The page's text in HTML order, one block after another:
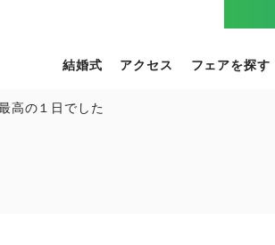
結婚式 アクセス フェアを探す
高の１日でした